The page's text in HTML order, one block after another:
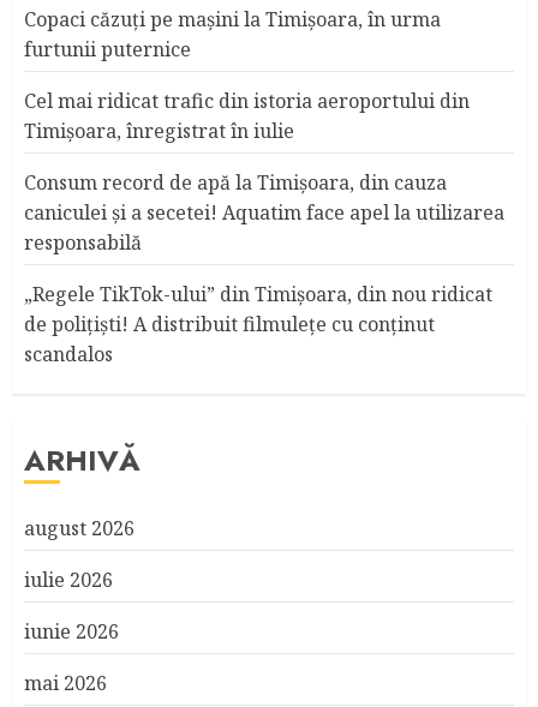
Copaci căzuţi pe maşini la Timişoara, în urma
furtunii puternice
Cel mai ridicat trafic din istoria aeroportului din
Timişoara, înregistrat în iulie
Consum record de apă la Timişoara, din cauza
caniculei şi a secetei! Aquatim face apel la utilizarea
responsabilă
„Regele TikTok-ului” din Timişoara, din nou ridicat
de poliţişti! A distribuit filmuleţe cu conţinut
scandalos
ARHIVĂ
august 2026
iulie 2026
iunie 2026
mai 2026